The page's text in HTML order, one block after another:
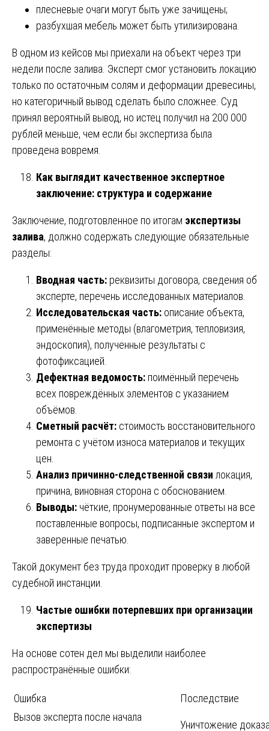
плесневые очаги могут быть уже зачищены;
разбухшая мебель может быть утилизирована.
В одном из кейсов мы приехали на объект через три
недели после залива. Эксперт смог установить локацию
только по остаточным солям и деформации древесины,
но категоричный вывод сделать было сложнее. Суд
принял вероятный вывод, но истец получил на 200 000
рублей меньше, чем если бы экспертиза была
проведена вовремя.
Как выглядит качественное экспертное
заключение: структура и содержание
Заключение, подготовленное по итогам экспертизы
залива, должно содержать следующие обязательные
разделы:
Вводная часть: реквизиты договора, сведения об
эксперте, перечень исследованных материалов.
Исследовательская часть: описание объекта,
применённые методы (влагометрия, тепловизия,
эндоскопия), полученные результаты с
фотофиксацией.
Дефектная ведомость: поимённый перечень
всех повреждённых элементов с указанием
объёмов.
Сметный расчёт: стоимость восстановительного
ремонта с учётом износа материалов и текущих
цен.
Анализ причинно-следственной связи локация,
причина, виновная сторона с обоснованием.
Выводы: чёткие, пронумерованные ответы на все
поставленные вопросы, подписанные экспертом и
заверенные печатью.
Такой документ без труда проходит проверку в любой
судебной инстанции.
Частые ошибки потерпевших при организации
экспертизы
На основе сотен дел мы выделили наиболее
распространённые ошибки:
Ошибка
Последствие
Вызов эксперта после начала
Уничтожение